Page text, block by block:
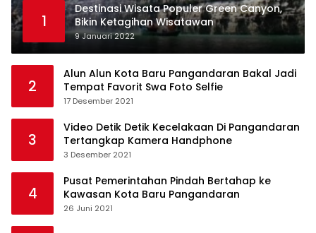
1
Destinasi Wisata Populer Green Canyon,
Bikin Ketagihan Wisatawan
9 Januari 2022
2
Alun Alun Kota Baru Pangandaran Bakal Jadi
Tempat Favorit Swa Foto Selfie
17 Desember 2021
3
Video Detik Detik Kecelakaan Di Pangandaran
Tertangkap Kamera Handphone
3 Desember 2021
4
Pusat Pemerintahan Pindah Bertahap ke
Kawasan Kota Baru Pangandaran
26 Juni 2021